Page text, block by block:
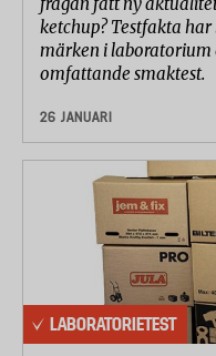
frågan fått ny
ketchup? Testfakta
märken i
omfattande smaktest.
26 JANUARI
LABORATORIETEST